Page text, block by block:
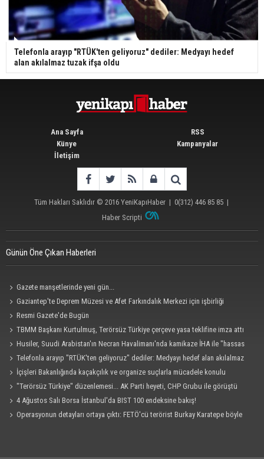
Telefonla arayıp "RTÜK'ten geliyoruz" dediler: Medyayı hedef
alan akılalmaz tuzak ifşa oldu
Ana Sayfa
Künye
İletişim
RSS
Kampanyalar
Tüm Hakları Saklıdır © 2016 YeniKapıHaber| 0(312) 446 85 85|
Haber Scripti
Günün Öne Çıkan Haberleri
Gazete manşetlerinde yeni gün...
Gaziantep'te Deprem Müzesi ve Afet Farkındalık Merkezi için işbirliği
protokolü imzalandı
Resmi Gazete'de Bugün
TBMM Başkanı Kurtulmuş, Terörsüz Türkiye çerçeve yasa teklifine imza attı
Husiler, Suudi Arabistan'ın Necran Havalimanı'nda kamikaze İHA ile "hassas
bir hedefi" vurduklarını açıkladı
Telefonla arayıp "RTÜK'ten geliyoruz" dediler: Medyayı hedef alan akılalmaz
tuzak ifşa oldu
İçişleri Bakanlığında kaçakçılık ve organize suçlarla mücadele konulu
güvenlik toplantısı yapıldı
"Terörsüz Türkiye" düzenlemesi... AK Parti heyeti, CHP Grubu ile görüştü
4 Ağustos Salı Borsa İstanbul'da BIST 100 endeksine bakış!
Operasyonun detayları ortaya çıktı: FETÖ'cü terörist Burkay Karatepe böyle